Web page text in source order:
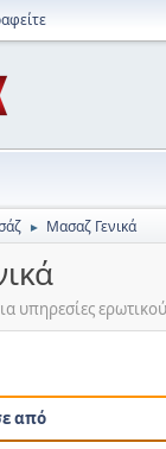
► Μασαζ Γενικά
υπηρεσίες
από